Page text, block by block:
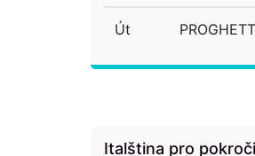
Út
Italština pro